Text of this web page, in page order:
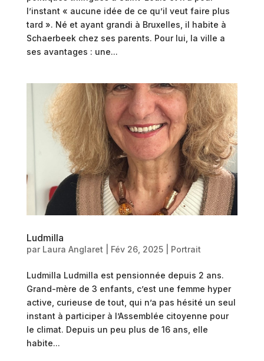
l’instant « aucune idée de ce qu’il veut faire plus
tard ». Né et ayant grandi à Bruxelles, il habite à
Schaerbeek chez ses parents. Pour lui, la ville a
ses avantages : une...
Ludmilla
par Laura Anglaret Fév 26, 2025| Portrait
Ludmilla Ludmilla est pensionnée depuis 2 ans.
Grand-mère de 3 enfants, c’est une femme hyper
active, curieuse de tout, qui n’a pas hésité un seul
instant à participer à l’Assemblée citoyenne pour
le climat. Depuis un peu plus de 16 ans, elle
habite...